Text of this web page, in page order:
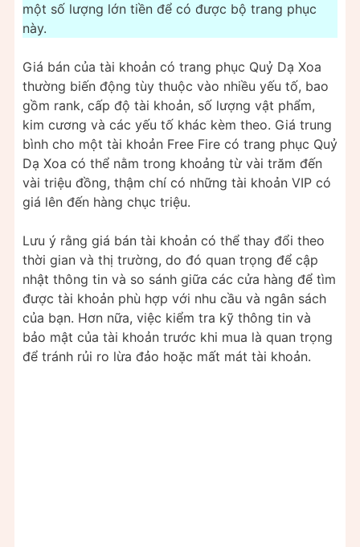
một số lượng lớn tiền để có được bộ trang phục
này.
Giá bán của tài khoản có trang phục Quỷ Dạ Xoa
thường biến động tùy thuộc vào nhiều yếu tố, bao
gồm rank, cấp độ tài khoản, số lượng vật phẩm,
kim cương và các yếu tố khác kèm theo. Giá trung
bình cho một tài khoản Free Fire có trang phục Quỷ
Dạ Xoa có thể nằm trong khoảng từ vài trăm đến
vài triệu đồng, thậm chí có những tài khoản VIP có
giá lên đến hàng chục triệu.
Lưu ý rằng giá bán tài khoản có thể thay đổi theo
thời gian và thị trường, do đó quan trọng để cập
nhật thông tin và so sánh giữa các cửa hàng để tìm
được tài khoản phù hợp với nhu cầu và ngân sách
của bạn. Hơn nữa, việc kiểm tra kỹ thông tin và
bảo mật của tài khoản trước khi mua là quan trọng
để tránh rủi ro lừa đảo hoặc mất mát tài khoản.